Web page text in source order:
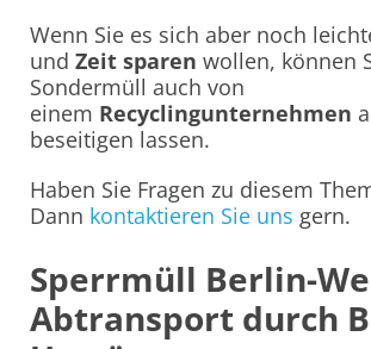
Wenn Sie es sich aber noch
und Zeit sparen wollen, können
Sondermüll auch von
einem Recyclingunternehmen
beseitigen lassen.
Haben Sie Fragen zu diesem
Dann kontaktieren Sie uns gern.
Sperrmüll Berlin-
Abtransport durch